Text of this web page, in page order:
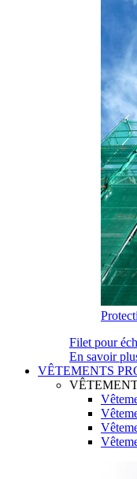
Filet pour
En savoir
VÊTEMENTS